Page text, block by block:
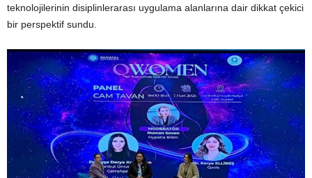
teknolojilerinin disiplinlerarası uygulama alanlarına dair dikkat çekici
bir perspektif sundu.